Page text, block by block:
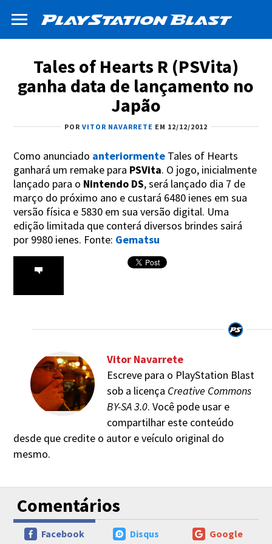
Tales of Hearts R (PSVita)
ganha data de lançamento no
Japão
POR VITOR NAVARRETE EM 12/12/2012
Como anunciado anteriormente Tales of Hearts
ganhará um remake para PSVita. O jogo, inicialmente
lançado para o Nintendo DS, será lançado dia 7 de
março do próximo ano e custará 6480 ienes em sua
versão física e 5830 em sua versão digital. Uma
edição limitada que conterá diversos brindes sairá
por 9980 ienes. Fonte: Gematsu
Vitor Navarrete
Escreve para o PlayStation Blast
sob a licença Creative Commons
BY-SA 3.0. Você pode usar e
compartilhar este conteúdo
desde que credite o autor e veículo original do
mesmo.
Comentários
Google
Disqus
Facebook